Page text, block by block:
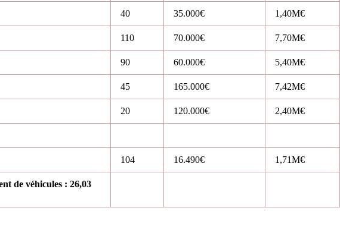
40 35.000€ 1,40M€
110 70.000€ 7,70M€
90 60.000€ 5,40M€
45 165.000€ 7,42M€
20 120.000€ 2,40M€
104 16.490€ 1,71M€
de véhicules : 26,03